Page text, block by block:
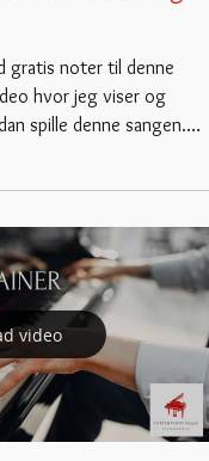
gratis noter til denne
hvor jeg viser og
spille denne sangen.
video